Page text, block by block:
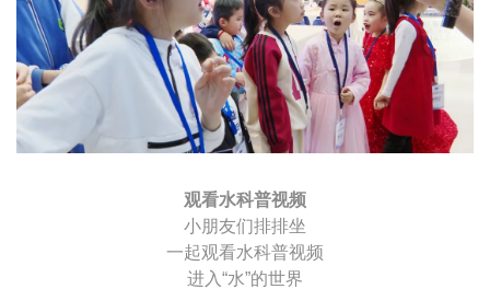
观看水科普视频
小朋友们排排坐
一起观看水科普视频
进入“水”的世界